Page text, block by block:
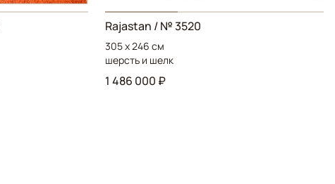
Rajastan / № 3520
305 x 246 см
шерсть и шелк
1 486 000 ₽